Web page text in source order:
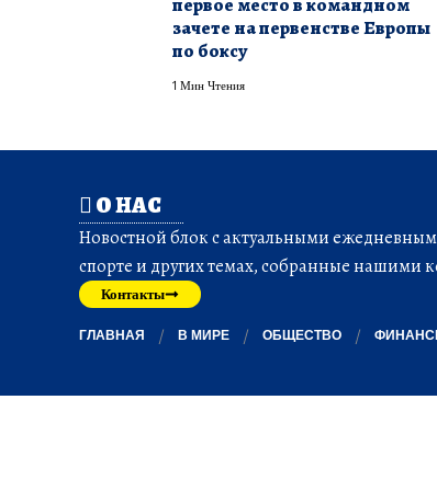
зачете на первенстве Европы
по боксу
1 Мин Чтения
О НАС
Новостной блок с актуальными
спорте и других темах, собранные нашими
Контакты
ГЛАВНАЯ В МИРЕ ОБЩЕСТВО